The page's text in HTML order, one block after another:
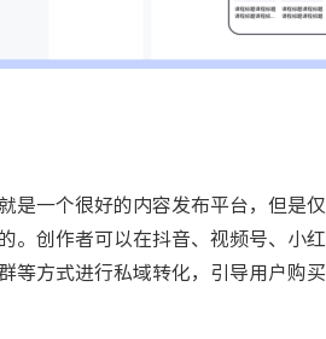
是一个很好的内容发布平台，但是
。创作者可以在抖音、视频号、小
等方式进行私域转化，引导用户购